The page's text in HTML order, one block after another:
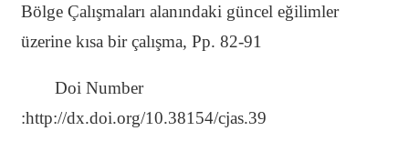
Bölge Çalışmaları alanındaki güncel eğilimler
üzerine kısa bir çalışma, Pp. 82-91
Doi Number
:http://dx.doi.org/10.38154/cjas.39